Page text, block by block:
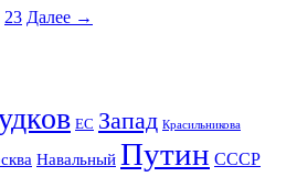
23 Далее →
ЕС Запад Красильникова
Навальный Путин СССР